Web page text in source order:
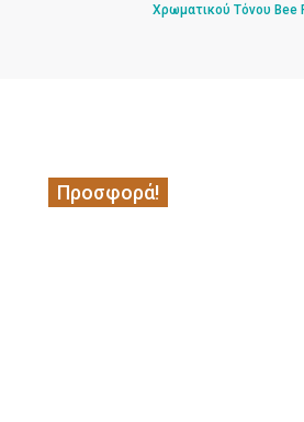
Χρωματικού Τόνου Bee
Προσφορά!